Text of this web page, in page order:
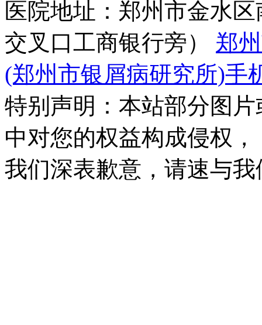
医院地址：郑州市金水
交叉口工商银行旁） 郑
(郑州市银屑病研究所)手
特别声明：本站部分图
中对您的权益构成侵权，
我们深表歉意，请速与